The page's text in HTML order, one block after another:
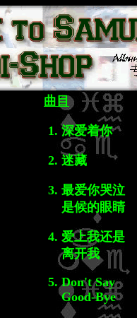
曲目
深爱着你
迷藏
最爱你哭泣
是候的眼睛
爱上我还是
离开我
Don't Say
Good-Bye